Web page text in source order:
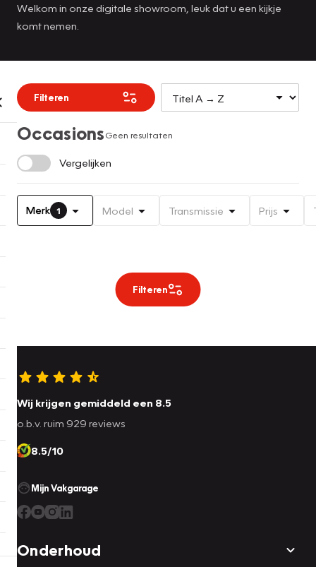
Welkom in onze digitale showroom, leuk dat u een kijkje
komt nemen.
Filteren
OccasionsGeen resultaten
Vergelijken
Merk 1 Model Transmissie Prijs
Filteren
Wij krijgen gemiddeld een 8.5
o.b.v. ruim 929 reviews
8.5/10
Mijn Vakgarage
Onderhoud